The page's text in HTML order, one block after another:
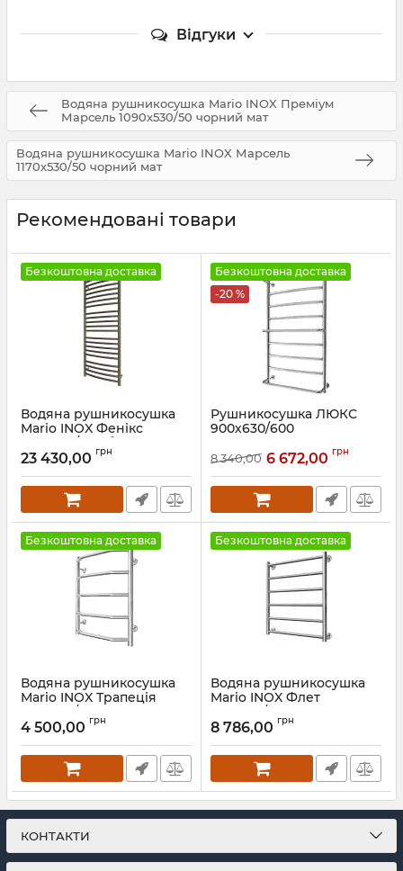
Відгуки
Водяна рушникосушка Mario INOX Преміум
Марсель 1090х530/50 чорний мат
Водяна рушникосушка Mario INOX Марсель
1170х530/50 чорний мат
Рекомендовані товари
Безкоштовна доставка
Водяна рушникосушка
Mario INOX Фенікс
1170х530/500 бронза
Артикул:1.6.044625.P-br
23 430,00 грн
Безкоштовна доставка
-20 %
Рушникосушка ЛЮКС
900х630/600
8 340,00 6 672,00 грн
Безкоштовна доставка
Водяна рушникосушка
Mario INOX Трапеція
570х430/400
Артикул:1.8.044617.P
4 500,00 грн
Безкоштовна доставка
Водяна рушникосушка
Mario INOX Флет
570х530/500 золото лайт
сатин
Артикул:1.8.044563.P-GLS
8 786,00 грн
КОНТАКТИ